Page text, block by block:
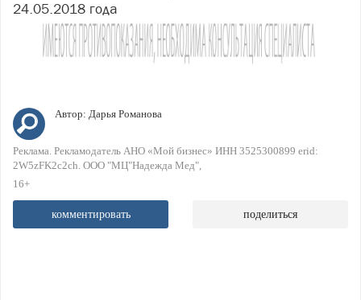
24.05.2018 года
Автор: Дарья Романова
Реклама. Рекламодатель АНО «Мой бизнес» ИНН 3525300899 erid:
2W5zFK2c2ch. ООО "МЦ"Надежда Мед"
16+
комментировать поделиться